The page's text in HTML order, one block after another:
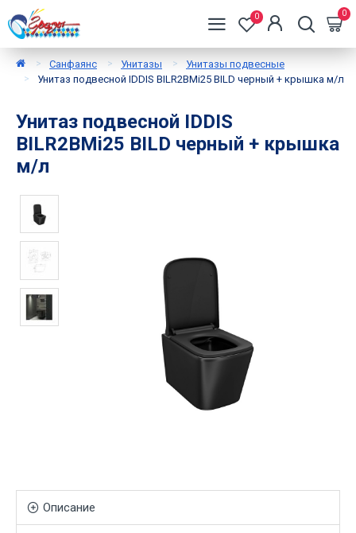
0 0
Санфаянс Унитазы
Унитазы подвесные
Унитаз подвесной IDDIS BILR2BMi25 BILD черный + крышка м/л
Унитаз подвесной IDDIS
BILR2BMi25 BILD черный + крышка
м/л
Описание